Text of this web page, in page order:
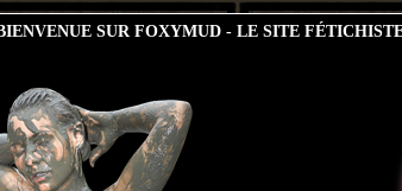
SUR FOXYMUD - LE SITE